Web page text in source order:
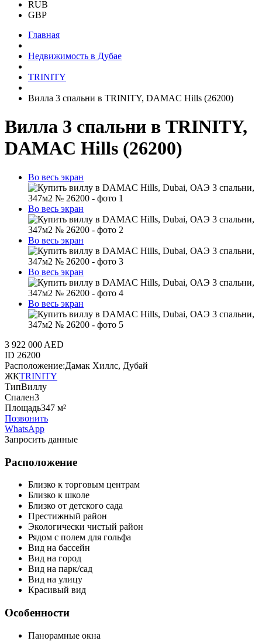
RUB
GBP
Главная
Недвижимость в Дубае
TRINITY
Вилла 3 спальни в TRINITY, DAMAC Hills (26200)
Вилла 3 спальни в TRINITY,
DAMAC Hills (26200)
Во весь экран
Во весь экран
Во весь экран
Во весь экран
Во весь экран
3 922 000 AED
ID 26200
Расположение:Дамак Хиллс, Дубай
ЖКTRINITY
ТипВиллу
Спален3
Площадь347 м²
Позвонить
WhatsApp
Запросить данные
Расположение
Близко к торговым центрам
Близко к школе
Близко от детского сада
Престижный район
Экологически чистый район
Рядом с полем для гольфа
Вид на бассейн
Вид на город
Вид на парк/сад
Вид на улицу
Красивый вид
Особенности
Панорамные окна